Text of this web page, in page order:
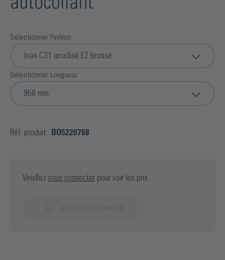
Sélectionner Finition.
Inox C31 anodisé E2 brossé
Sélectionner Longueur.
958 mm
Réf. produit : BO5220768
Veuillez vous connecter pour voir les prix.